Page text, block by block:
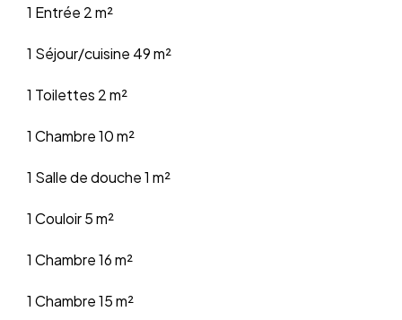
1 Entrée 2 m²
1 Séjour/cuisine 49 m²
1 Toilettes 2 m²
1 Chambre10 m²
1 Salle de douche1 m²
1 Couloir5 m²
1 Chambre16 m²
1 Chambre15 m²